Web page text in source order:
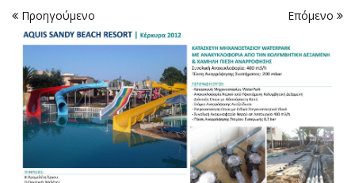
Προηγούμενο
Επόμενο